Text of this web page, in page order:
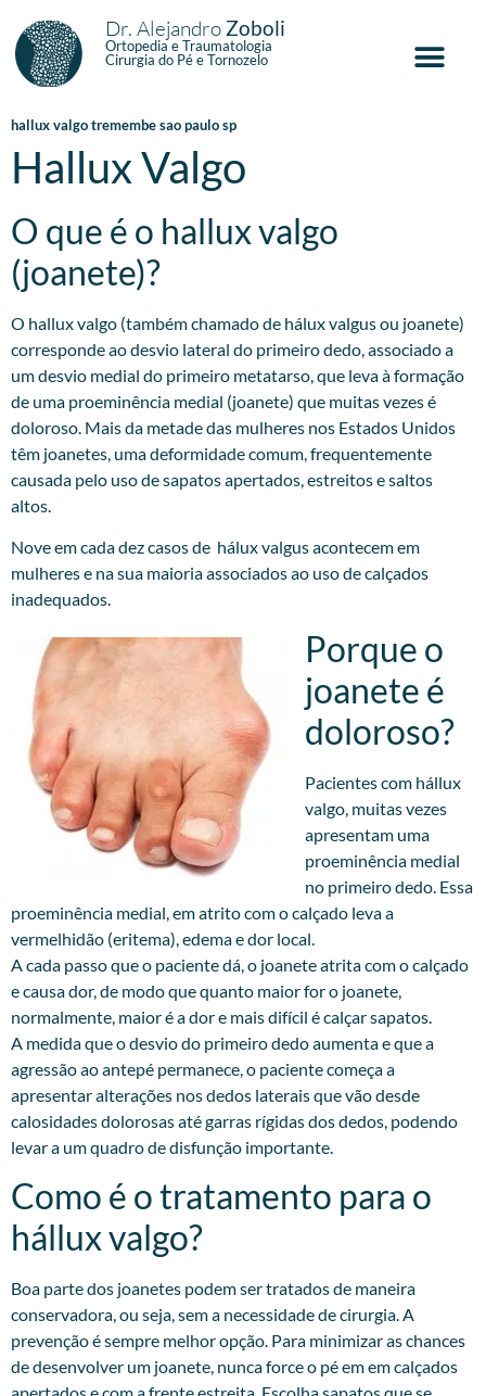
Dr. Alejandro Zoboli
Ortopedia e Traumatologia
Cirurgia do Pé e Tornozelo
hallux valgo tremembe sao paulo sp
Hallux Valgo
O que é o hallux valgo
(joanete)?
O hallux valgo (também chamado de hálux valgus ou joanete)
corresponde ao desvio lateral do primeiro dedo, associado a
um desvio medial do primeiro metatarso, que leva à formação
de uma proeminência medial (joanete) que muitas vezes é
doloroso. Mais da metade das mulheres nos Estados Unidos
têm joanetes, uma deformidade comum, frequentemente
causada pelo uso de sapatos apertados, estreitos e saltos
altos.
Nove em cada dez casos de hálux valgus acontecem em
mulheres e na sua maioria associados ao uso de calçados
inadequados.
Porque o
joanete é
doloroso?
Pacientes com hállux
valgo, muitas vezes
apresentam uma
proeminência medial
no primeiro dedo. Essa
proeminência medial, em atrito com o calçado leva a
vermelhidão (eritema), edema e dor local.
A cada passo que o paciente dá, o joanete atrita com o calçado
e causa dor, de modo que quanto maior for o joanete,
normalmente, maior é a dor e mais difícil é calçar sapatos.
A medida que o desvio do primeiro dedo aumenta e que a
agressão ao antepé permanece, o paciente começa a
apresentar alterações nos dedos laterais que vão desde
calosidades dolorosas até garras rígidas dos dedos, podendo
levar a um quadro de disfunção importante.
Como é o tratamento para o
hállux valgo?
Boa parte dos joanetes podem ser tratados de maneira
conservadora, ou seja, sem a necessidade de cirurgia. A
prevenção é sempre melhor opção. Para minimizar as chances
de desenvolver um joanete, nunca force o pé em em calçados